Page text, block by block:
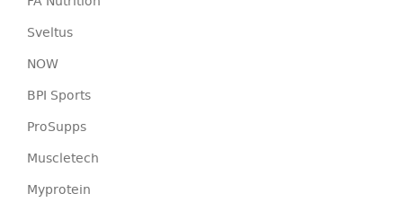
Sveltus
NOW
BPI Sports
ProSupps
Muscletech
Myprotein